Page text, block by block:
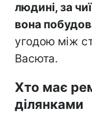
людині, за
вона
угодою між
Васюта.
Хто має
ділянками